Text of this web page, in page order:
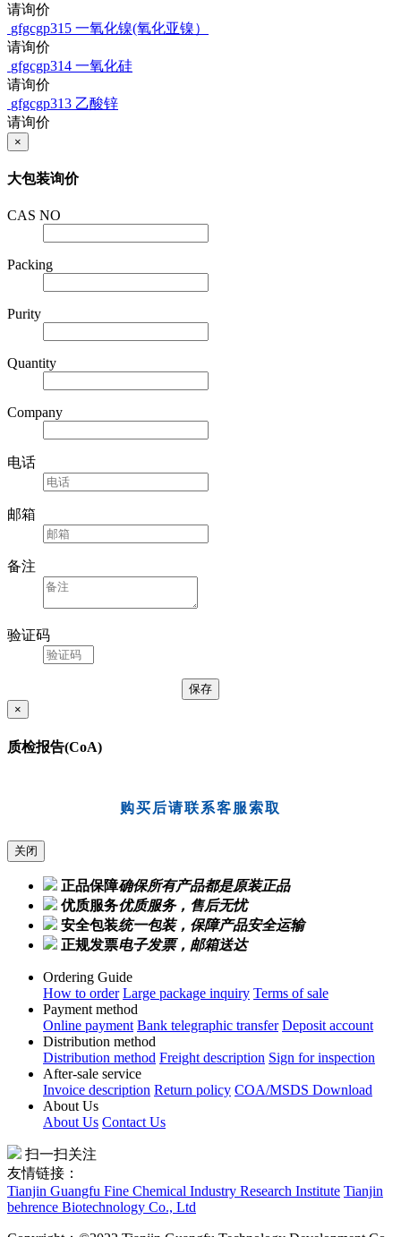
请询价
gfgcgp315 一氧化镍(氧化亚镍）
请询价
gfgcgp314 一氧化硅
请询价
gfgcgp313 乙酸锌
请询价
×
大包装询价
CAS NO
Packing
Purity
Quantity
Company
电话
邮箱
备注
验证码
×
质检报告(CoA)
购买后请联系客服索取
关闭
正品保障确保所有产品都是原装正品
优质服务优质服务，售后无忧
安全包装统一包装，保障产品安全运输
正规发票电子发票，邮箱送达
Ordering Guide
How to order Large package inquiry Terms of sale
Payment method
Online payment Bank telegraphic transfer Deposit account
Distribution method
Distribution method Freight description Sign for inspection
After-sale service
Invoice description Return policy COA/MSDS Download
About Us
About Us Contact Us
扫一扫关注
友情链接：
Tianjin Guangfu Fine Chemical Industry Research Institute Tianjin
behrence Biotechnology Co., Ltd